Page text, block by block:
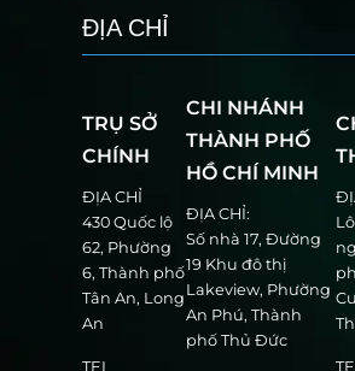
ĐỊA CHỈ
TRỤ SỞ
CHÍNH
ĐỊA CHỈ
430 Quốc lộ
62, Phường
6, Thành phố
Tân An, Long
An
TEL
CHI NHÁNH
THÀNH PHỐ
HỒ CHÍ MINH
ĐỊA CHỈ:
Số nhà 17, Đường
19 Khu đô thị
Lakeview, Phường
An Phú, Thành
phố Thủ Đức